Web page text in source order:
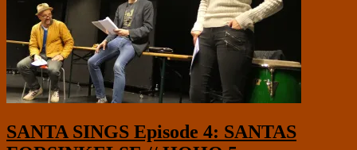
SANTA SINGS Episode 4: SANTAS